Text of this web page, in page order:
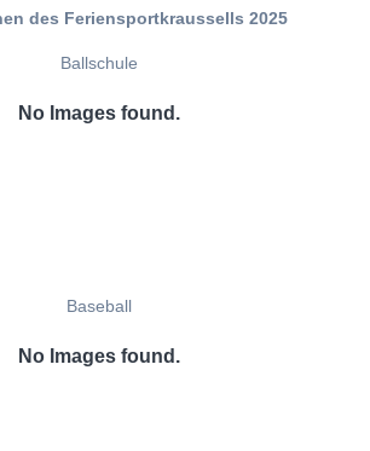
des Feriensportkraussells 2025
Ballschule
No Images found.
Baseball
No Images found.